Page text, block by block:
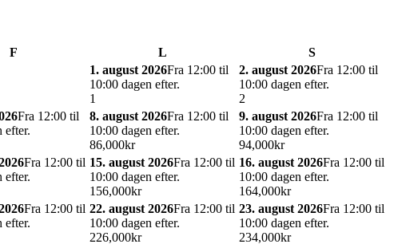
F L S
1. august 2026Fra 12:00 til
10:00 dagen efter.
1
2. august 2026Fra 12:00 til
10:00 dagen efter.
2
Fra 12:00 til
efter.
8. august 2026Fra 12:00 til
10:00 dagen efter.
86,000kr
9. august 2026Fra 12:00 til
10:00 dagen efter.
94,000kr
Fra 12:00 til
efter.
15. august 2026Fra 12:00 til
10:00 dagen efter.
156,000kr
16. august 2026Fra 12:00 til
10:00 dagen efter.
164,000kr
Fra 12:00 til
efter.
22. august 2026Fra 12:00 til
10:00 dagen efter.
226,000kr
23. august 2026Fra 12:00 til
10:00 dagen efter.
234,000kr